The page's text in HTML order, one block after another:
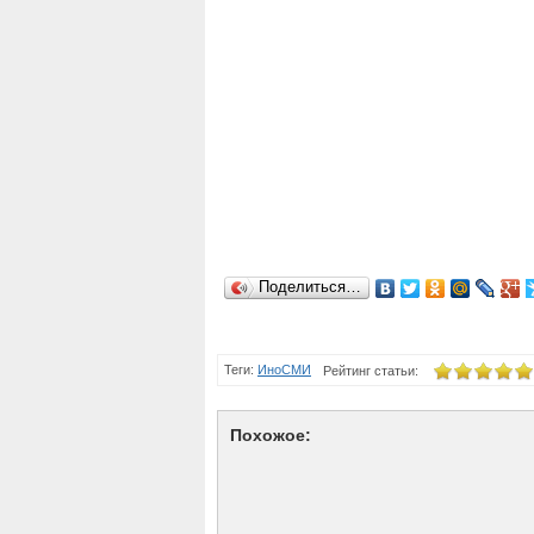
Поделиться…
Теги: ИноСМИ Рейтинг статьи:
Похожое: